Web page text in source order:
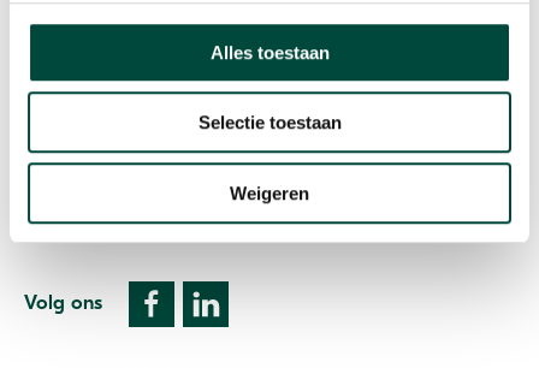
Alles toestaan
Selectie toestaan
Weigeren
E:info@bewegenwerkt.nl
Volg ons